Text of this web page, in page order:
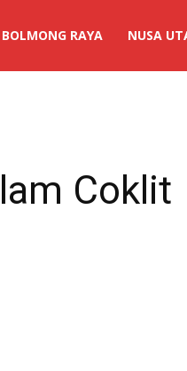
BOLMONG RAYA NUSA
Coklit